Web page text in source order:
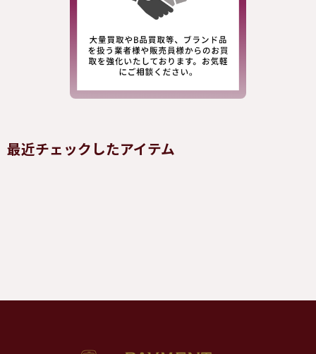
最近チェックしたアイテム